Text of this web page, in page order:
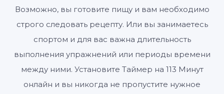
Возможно, вы готовите пищу и вам необходимо
строго следовать рецепту. Или вы занимаетесь
спортом и для вас важна длительность
выполнения упражнений или периоды времени
между ними. Установите Таймер на 113 Минут
онлайн и вы никогда не пропустите нужное